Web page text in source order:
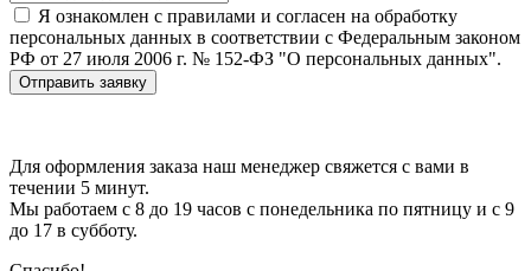
Я ознакомлен с правилами и согласен на обработку
персональных данных в соответствии с Федеральным законом
РФ от 27 июля 2006 г. № 152-ФЗ "О персональных данных".
Отправить заявку
Для оформления заказа наш менеджер свяжется с вами в
течении 5 минут.
Мы работаем с 8 до 19 часов с понедельника по пятницу и с 9
до 17 в субботу.